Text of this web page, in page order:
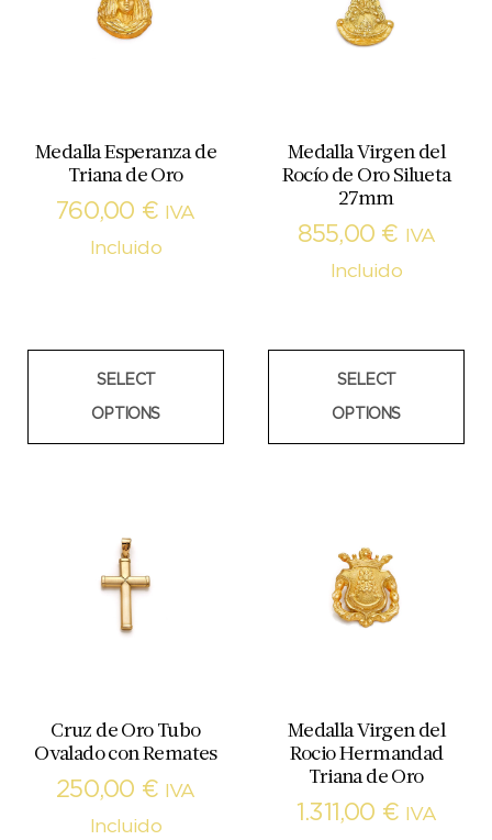
Medalla Esperanza de
Triana de Oro
760,00 €
IVA
Incluido
SELECT
OPTIONS
Medalla Virgen del
Rocío de Oro Silueta
27mm
855,00 €
IVA
Incluido
SELECT
OPTIONS
Cruz de Oro Tubo
Ovalado con Remates
250,00 €
IVA
Incluido
Medalla Virgen del
Rocio Hermandad
Triana de Oro
1.311,00 €
IVA